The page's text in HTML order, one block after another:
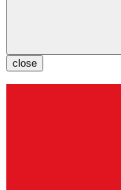
close